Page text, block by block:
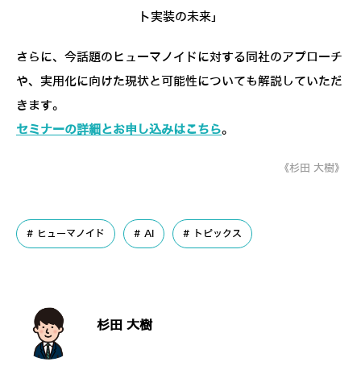
ト実装の未来」
さらに、今話題のヒューマノイドに対する同社のアプローチ
や、実用化に向けた現状と可能性についても解説していただ
きます。
セミナーの詳細とお申し込みはこちら。
《杉田 大樹》
ヒューマノイド AI トピックス
杉田 大樹